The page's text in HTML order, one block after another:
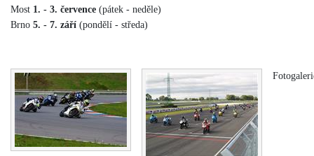
Most 1. - 3. července (pátek - neděle)
Brno 5. - 7. září (pondělí - středa)